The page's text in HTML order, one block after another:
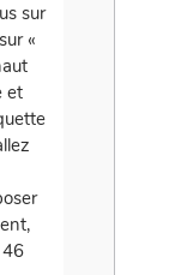
sur
«
et